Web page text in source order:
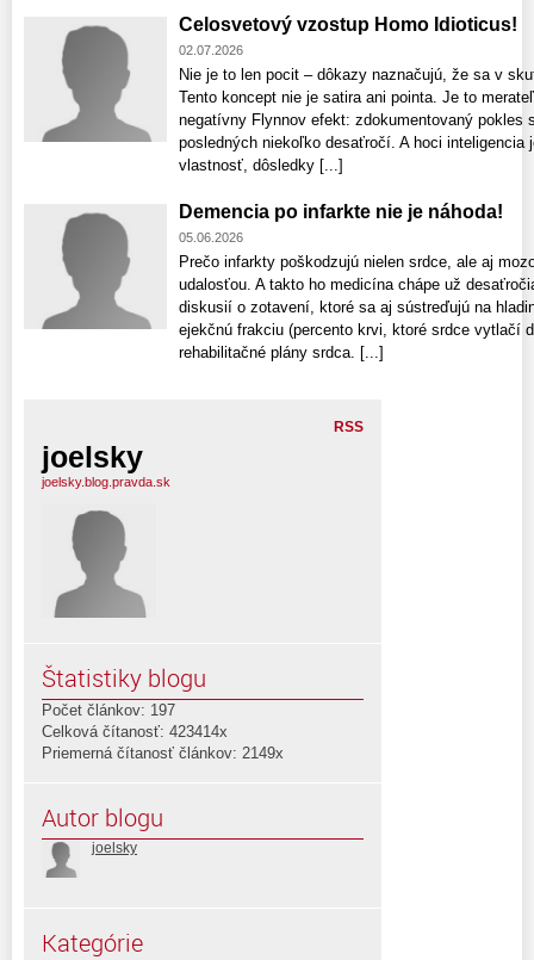
Celosvetový vzostup Homo Idioticus!
02.07.2026
Nie je to len pocit – dôkazy naznačujú, že sa v
Tento koncept nie je satira ani pointa. Je to
negatívny Flynnov efekt: zdokumentovaný pokles
posledných niekoľko desaťročí. A hoci inteligencia
vlastnosť, dôsledky [...]
Demencia po infarkte nie je náhoda!
05.06.2026
Prečo infarkty poškodzujú nielen srdce, ale aj
udalosťou. A takto ho medicína chápe už
diskusií o zotavení, ktoré sa aj sústreďujú na
ejekčnú frakciu (percento krvi, ktoré srdce vytlačí
rehabilitačné plány srdca. [...]
RSS
joelsky
joelsky.blog.pravda.sk
Štatistiky blogu
Počet článkov: 197
Celková čítanosť: 423414x
Priemerná čítanosť článkov: 2149x
Autor blogu
joelsky
Kategórie